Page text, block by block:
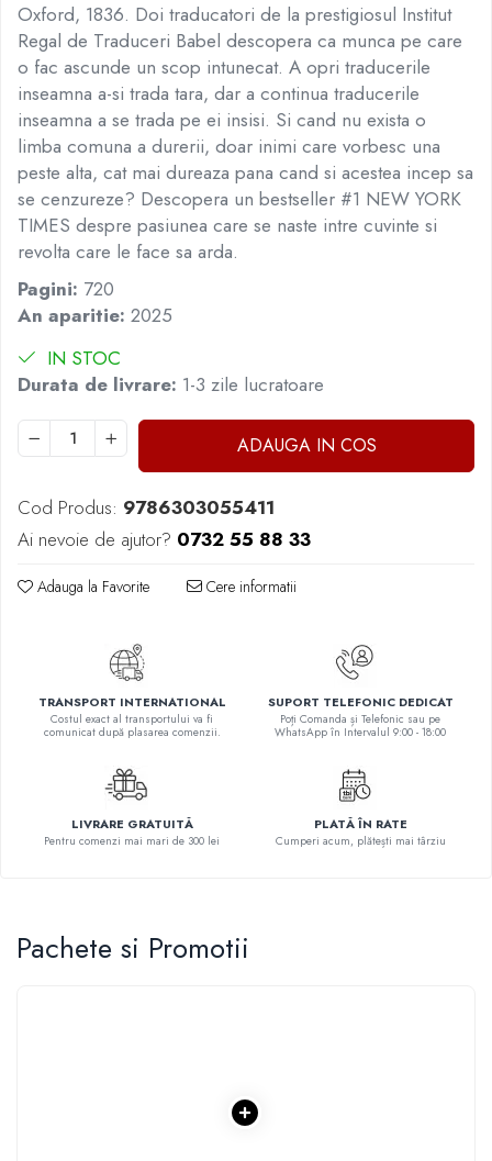
SelfHealing
Vindecare Spirituala
Sanatate
Diete
Gastronomik
Masaj
MedConnect
Medicina & Farmacie
Medicina Pentru Toti
SealfHealing
Sport
Starea de bine
Terapii Alternative
Beletristica
Carti pentru Adolescenti, Young
Crime, Thriller, Mistery
Literatura Romana
Literatura Universala
Romane de dragoste, Carti
Senzatii/Dragoste
Senzatii/Thriller
Oxford, 1836. Doi traducatori de la prestigiosul Institut
Regal de Traduceri Babel descopera ca munca pe care
o fac ascunde un scop intunecat. A opri traducerile
inseamna a-si trada tara, dar a continua traducerile
inseamna a se trada pe ei insisi. Si cand nu exista o
limba comuna a durerii, doar inimi care vorbesc una
peste alta, cat mai dureaza pana cand si acestea incep sa
se cenzureze? Descopera un bestseller #1 NEW YORK
TIMES despre pasiunea care se naste intre cuvinte si
revolta care le face sa arda.
Pagini: 720
An aparitie: 2025
IN STOC
Durata de livrare: 1-3 zile lucratoare
ADAUGA IN COS
Cod Produs: 9786303055411
Ai nevoie de ajutor? 0732 55 88 33
Adauga la Favorite Cere informatii
TRANSPORT INTERNATIONAL
Costul exact al transportului va fi
comunicat după plasarea comenzii.
SUPORT TELEFONIC DEDICAT
Poți Comanda și Telefonic sau pe
WhatsApp în Intervalul 9:00 - 18:00
LIVRARE GRATUITĂ
Pentru comenzi mai mari de 300 lei
PLATĂ ÎN RATE
Cumperi acum, plătești mai târziu
Pachete si Promotii